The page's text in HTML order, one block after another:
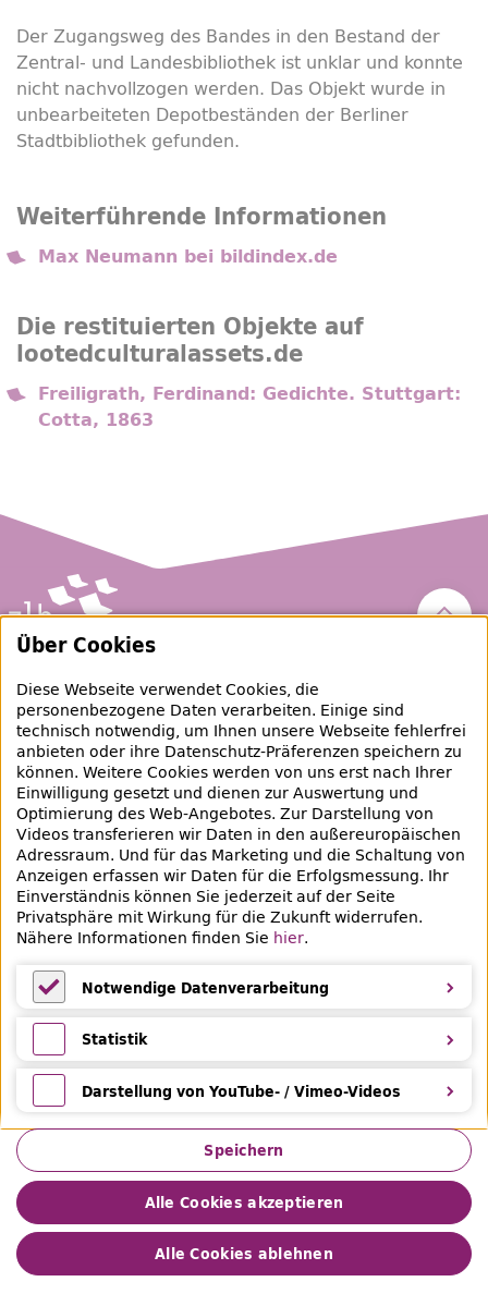
Der Zugangsweg des Bandes in den Bestand der
Zentral- und Landesbibliothek ist unklar und konnte
nicht nachvollzogen werden. Das Objekt wurde in
unbearbeiteten Depotbeständen der Berliner
Stadtbibliothek gefunden.
Weiterführende Informationen
Max Neumann bei bildindex.de
Die restituierten Objekte auf
lootedculturalassets.de
Freiligrath, Ferdinand: Gedichte. Stuttgart:
Cotta, 1863
Zentral- und Landesbibliothek Berlin
raubgut@zlb.de
+49 30 90226-733
Social-Media Kanäle der ZLB
Facebook Mastodon Instagram
Bereich Provenienzforschung
Breite Straße 30-36
10178 Berlin
Datenschutz Impressum
Über Cookies
Diese Webseite verwendet Cookies, die
personenbezogene Daten verarbeiten. Einige sind
technisch notwendig, um Ihnen unsere Webseite fehlerfrei
anbieten oder ihre Datenschutz-Präferenzen speichern zu
können. Weitere Cookies werden von uns erst nach Ihrer
Einwilligung gesetzt und dienen zur Auswertung und
Optimierung des Web-Angebotes. Zur Darstellung von
Videos transferieren wir Daten in den außereuropäischen
Adressraum. Und für das Marketing und die Schaltung von
Anzeigen erfassen wir Daten für die Erfolgsmessung. Ihr
Einverständnis können Sie jederzeit auf der Seite
Privatsphäre mit Wirkung für die Zukunft widerrufen.
Nähere Informationen finden Sie hier.
Notwendige Datenverarbeitung
Notwendige Datenverarbeitung
Statistik
StatistikDarstellung von YouTube- / Vimeo-Videos
Darstellung von YouTube- / Vimeo-Videos
Speichern
Alle Cookies akzeptieren
Alle Cookies ablehnen